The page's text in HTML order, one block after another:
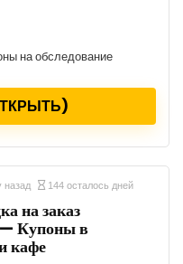
на обследование
назад 144 осталось дней
на заказ
Купоны в
кафе